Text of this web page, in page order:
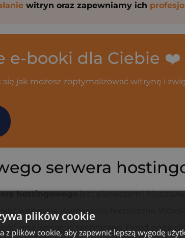
witryn oraz zapewniamy ich
e-booki dla Ciebie ❤️
się jak możesz zoptymalizować witrynę i
serwera
hostingowegojest pierwszym i
wszystkie wymagania techniczne
oraz wsparcie techniczne. Przed
plików cookie
z plików cookie, aby zapewnić lepszą wygodę